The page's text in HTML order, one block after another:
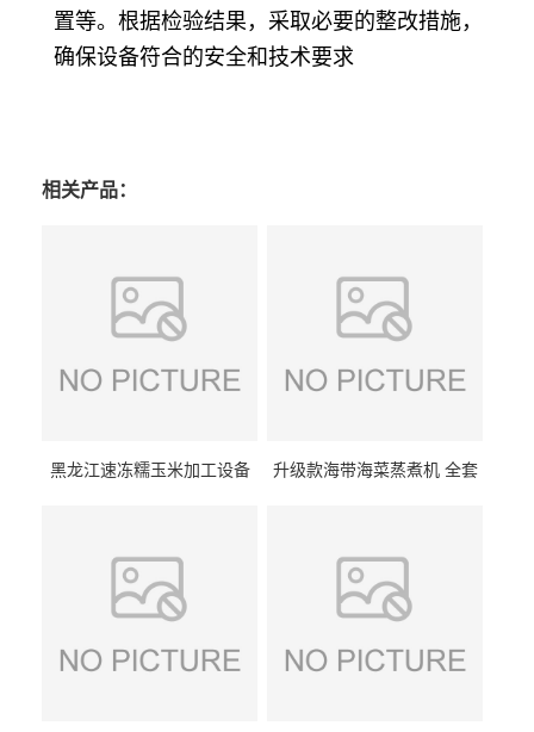
置等。根据检验结果，采取必要的整改措施，
确保设备符合的安全和技术要求
相关产品：
黑龙江速冻糯玉米加工设备
升级款海带海菜蒸煮机 全套